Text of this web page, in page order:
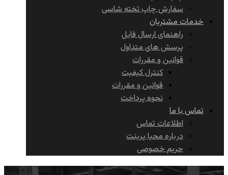
سفارش چاپ تخته شاسی
خدمات مشتریان
راهنمای ارسال فایل
پرسش های متداول
قوانین و مقررات
کنترل کیفیت
قوانین و مقررات
نحوه پرداخت
تماس با ما
اطلاعات تماس
درباره محیا پرینت
حریم خصوصی